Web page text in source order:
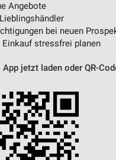
Angebote
bei neuen
stressfrei planen
jetzt laden oder QR-